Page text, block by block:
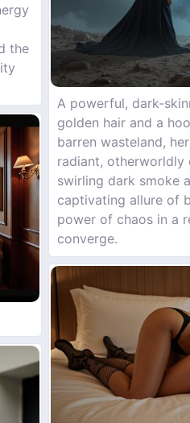
the
A powerful, dark-
golden hair and a
barren wasteland,
radiant,
swirling dark smoke
captivating allure of
power of chaos in a
converge.